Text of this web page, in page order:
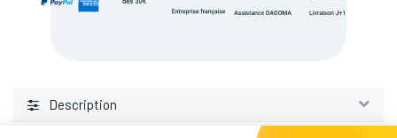
Description